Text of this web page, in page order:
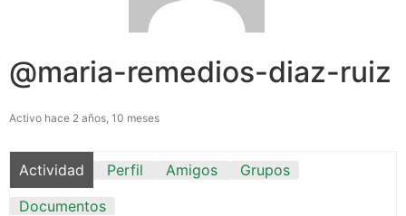
@maria-remedios-diaz-ruiz
Activo hace 2 años, 10 meses
Actividad Perfil Amigos
Grupos
Documentos